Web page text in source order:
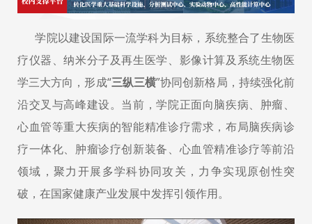
学院以建设国际一流学科为目标，系统整合了生物医
疗仪器、纳米分子及再生医学、影像计算及系统生物医
学三大方向，形成“三纵三横”协同创新格局，持续强化前
沿交叉与高峰建设。当前，学院正面向脑疾病、肿瘤、
心血管等重大疾病的智能精准诊疗需求，布局脑疾病诊
疗一体化、肿瘤诊疗创新装备、心血管精准诊疗等前沿
领域，聚力开展多学科协同攻关，力争实现原创性突
破，在国家健康产业发展中发挥引领作用。